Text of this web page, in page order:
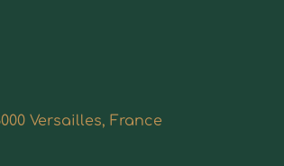
Versailles, France